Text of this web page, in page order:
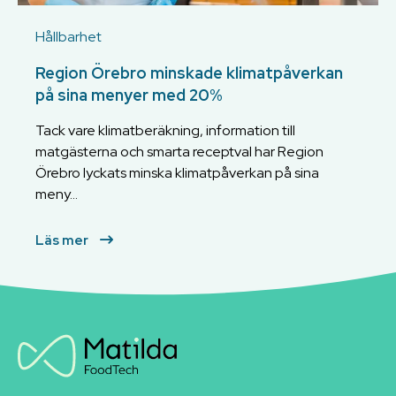
Hållbarhet
Region Örebro minskade klimatpåverkan
på sina menyer med 20%
Tack vare klimatberäkning, information till
matgästerna och smarta receptval har Region
Örebro lyckats minska klimatpåverkan på sina
meny...
Läs mer